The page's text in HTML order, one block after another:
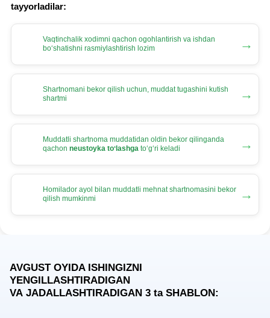
tayyorladilar:
Vaqtinchalik хodimni qachon ogohlantirish va ishdan
boʻshatishni rasmiylashtirish lozim
→
Shartnomani bekor qilish uchun, muddat tugashini kutish
shartmi
→
Muddatli shartnoma muddatidan oldin bekor qilinganda
qachon neustoyka toʻlashga toʻgʻri keladi →
Homilador ayol bilan muddatli mehnat shartnomasini bekor
qilish mumkinmi
→
AVGUST OYIDA ISHINGIZNI
YENGILLASHTIRADIGAN
VA JADALLASHTIRADIGAN 3 taSHABLON: